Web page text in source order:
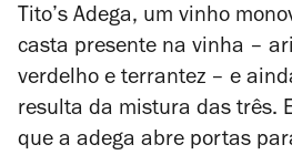
Tito’s Adega, um vinho
casta presente na vinha –
verdelho e terrantez – e
resulta da mistura das três.
que a adega abre portas